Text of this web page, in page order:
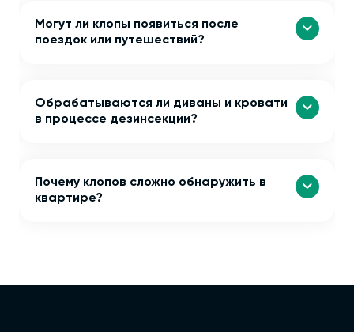
Могут ли клопы появиться после
поездок или путешествий?
Обрабатываются ли диваны и кровати
в процессе дезинсекции?
Почему клопов сложно обнаружить в
квартире?